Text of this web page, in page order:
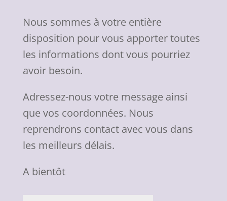
Nous sommes à votre entière
disposition pour vous apporter toutes
les informations dont vous pourriez
avoir besoin.
Adressez-nous votre message ainsi
que vos coordonnées. Nous
reprendrons contact avec vous dans
les meilleurs délais.
A bientôt